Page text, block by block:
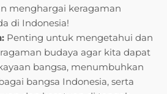
menghargai keragaman
di Indonesia!
Penting untuk mengetahui dan
budaya agar kita dapat
bangsa, menumbuhkan
bangsa Indonesia, serta